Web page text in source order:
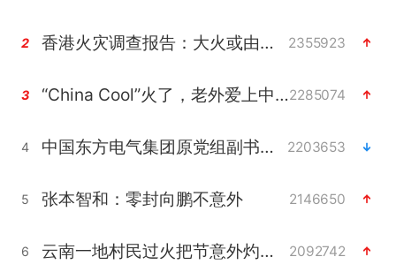
2 香港火灾调查报告：大火或由烟头引起 2355923
3 “China Cool”火了，老外爱上中国避暑游2285074
4 中国东方电气集团原党组副书记、董事宋致远被查 2203653
5 张本智和：零封向鹏不意外 2146650
6 云南一地村民过火把节意外灼伤16人 2092742